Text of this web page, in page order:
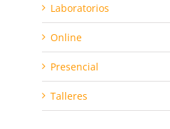
Laboratorios
Online
Presencial
Talleres